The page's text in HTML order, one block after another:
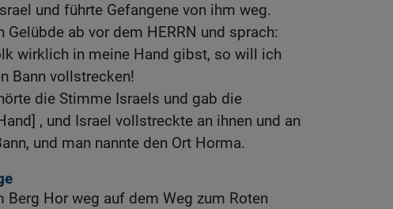
und führte Gefangene von ihm weg.
Gelübde ab vor dem HERRN und sprach:
wirklich in meine Hand gibst, so will ich
Bann vollstrecken!
die Stimme Israels und gab die
, und Israel vollstreckte an ihnen und an
und man nannte den Ort Horma.
Berg Hor weg auf dem Weg zum Roten